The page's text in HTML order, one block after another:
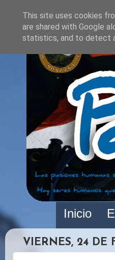
Inicio
VIERNES, 24 DE
This site uses cookies
are shared with Google
statistics, and to detect